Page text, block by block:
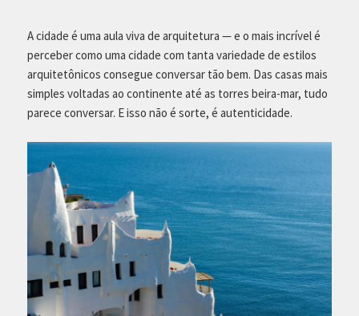
A cidade é uma aula viva de arquitetura — e o mais incrível é
perceber como uma cidade com tanta variedade de estilos
arquitetônicos consegue conversar tão bem. Das casas mais
simples voltadas ao continente até as torres beira-mar, tudo
parece conversar. E isso não é sorte, é autenticidade.